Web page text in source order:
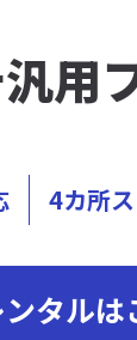
用
4カ所
タルは